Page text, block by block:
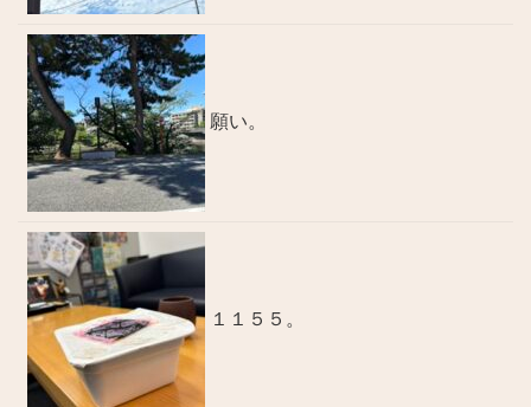
願い。
１１５５。